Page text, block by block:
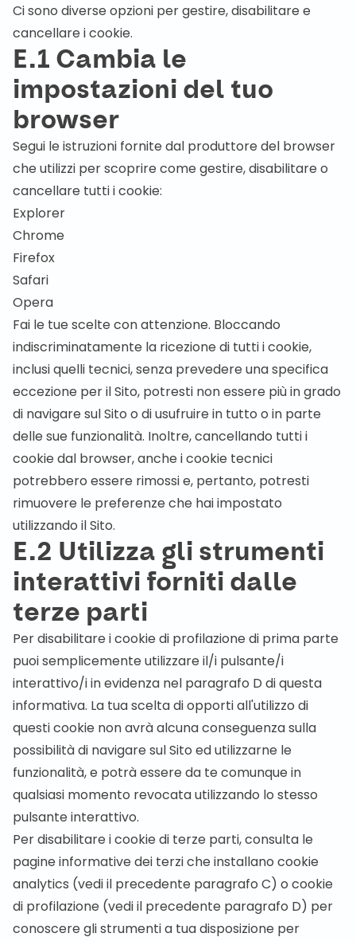
Ci sono diverse opzioni per gestire, disabilitare e
cancellare i cookie.
E.1 Cambia le
impostazioni del tuo
browser
Segui le istruzioni fornite dal produttore del browser
che utilizzi per scoprire come gestire, disabilitare o
cancellare tutti i cookie:
Explorer
Chrome
Firefox
Safari
Opera
Fai le tue scelte con attenzione. Bloccando
indiscriminatamente la ricezione di tutti i cookie,
inclusi quelli tecnici, senza prevedere una specifica
eccezione per il Sito, potresti non essere più in grado
di navigare sul Sito o di usufruire in tutto o in parte
delle sue funzionalità. Inoltre, cancellando tutti i
cookie dal browser, anche i cookie tecnici
potrebbero essere rimossi e, pertanto, potresti
rimuovere le preferenze che hai impostato
utilizzando il Sito.
E.2 Utilizza gli strumenti
interattivi forniti dalle
terze parti
Per disabilitare i cookie di profilazione di prima parte
puoi semplicemente utilizzare il/i pulsante/i
interattivo/i in evidenza nel paragrafo D di questa
informativa. La tua scelta di opporti all'utilizzo di
questi cookie non avrà alcuna conseguenza sulla
possibilità di navigare sul Sito ed utilizzarne le
funzionalità, e potrà essere da te comunque in
qualsiasi momento revocata utilizzando lo stesso
pulsante interattivo.
Per disabilitare i cookie di terze parti, consulta le
pagine informative dei terzi che installano cookie
analytics (vedi il precedente paragrafo C) o cookie
di profilazione (vedi il precedente paragrafo D) per
conoscere gli strumenti a tua disposizione per